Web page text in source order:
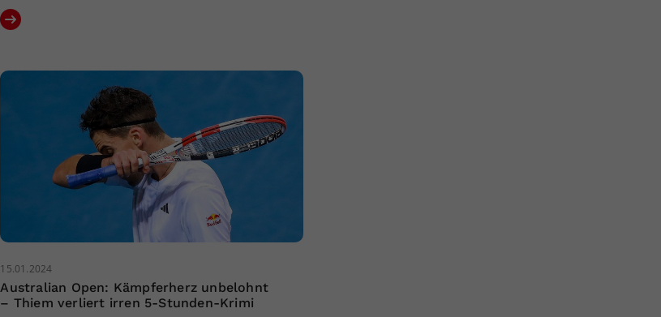
15.01.2024
Australian Open: Kämpferherz unbelohnt
– Thiem verliert irren 5-Stunden-Krimi